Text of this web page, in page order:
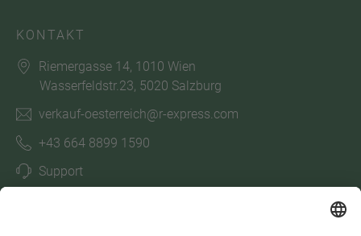
KONTAKT
Riemergasse 14, 1010 Wien
Wasserfeldstr.23, 5020 Salzburg
verkauf-oesterreich@r-express.com
+43 664 8899 1590
Support